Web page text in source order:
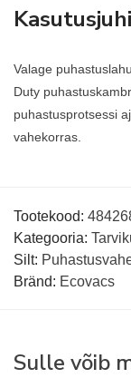
Valage
Duty
puhastusprotsessi
vahekorras.
Tootekood:
Kategooria:
Silt:
Bränd: Ecovacs
Sulle võib